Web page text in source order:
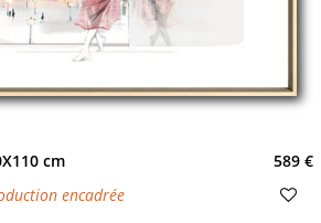
cm
589 €
encadrée